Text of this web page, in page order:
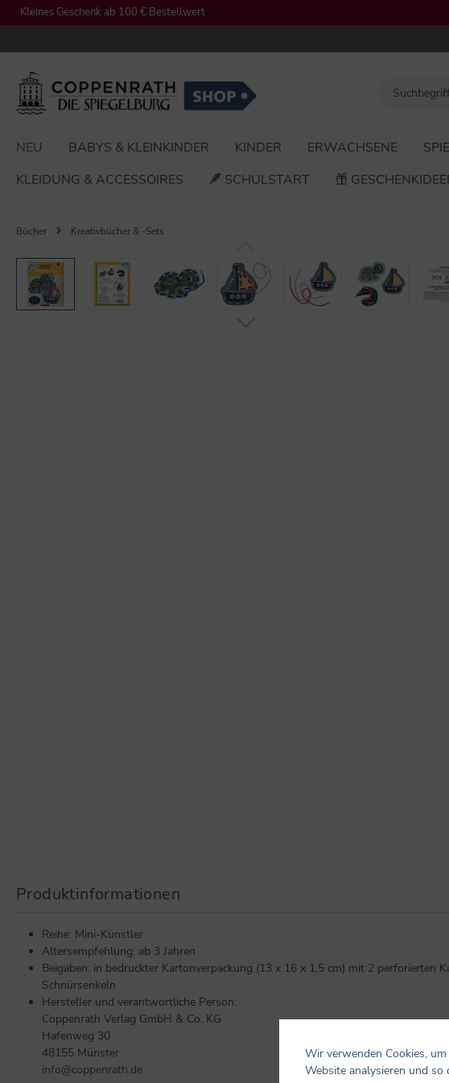
Zur Hauptnavigation springen
Kleines Geschenk ab 100 € Bestellwert
NEU BABYS & KLEINKINDER KINDER ERWACHSENE
KLEIDUNG & ACCESSOIRES
SCHULSTART
Bücher Kreativbücher & -Sets
Bildergalerie überspringen
Produktinformationen
Reihe: Mini-Künstler
Altersempfehlung: ab 3 Jahren
Beigaben: in bedruckter Kartonverpackung (13 x 16 x 1,5 cm) mit 2 perforierten
Schnürsenkeln
Hersteller und verantwortliche Person:
Coppenrath Verlag GmbH & Co. KG
Hafenweg 30
48155 Münster
info@coppenrath.de
Wir verwenden Cookies,
Website analysieren und so